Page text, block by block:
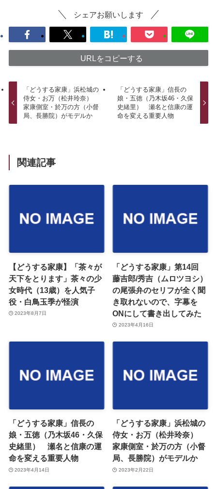
シェアお願いします
URLをコピーする
「どうする家康」浜松城の
侍女・お万（松井玲奈）
家康側室・於万の方（小督
局、長勝院）がモデルか
「どうする家康」信長の
娘・五徳（乃木坂46・久保
史緒里） 瀬名と信康の運
命を変える重要人物
関連記事
【どうする家康】「茶々が
天下をとります」茶々の少
女時代（13歳）を人気子
役・白鳥玉季が怪演
2023年8月7日
「どうする家康」第14回
藤吉郎/秀吉（ムロツヨシ）
の尾張弁のセリフが全く聞
き取れないので、字幕を
ONにして書き出してみた
2023年4月16日
「どうする家康」信長の
娘・五徳（乃木坂46・久保
史緒里） 瀬名と信康の運
命を変える重要人物
2023年4月14日
「どうする家康」浜松城の
侍女・お万（松井玲奈）
家康側室・於万の方（小督
局、長勝院）がモデルか
2023年2月22日